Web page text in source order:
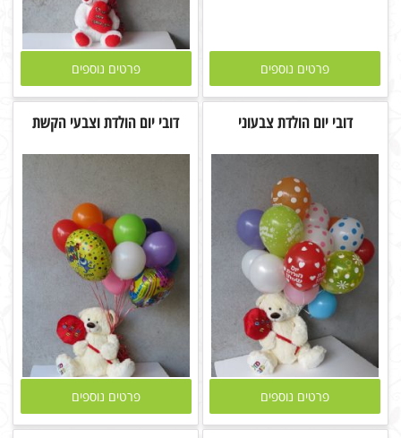
פרטים נוספים פרטים נוספים
דובי יום הולדת צבעוני
פרטים נוספים
דובי יום הולדת וצבעי הקשת
פרטים נוספים